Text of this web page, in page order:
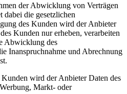
der Abwicklung von Verträgen
dabei die gesetzlichen
des Kunden wird der Anbieter
Kunden nur erheben, verarbeiten
Abwicklung des
Inanspruchnahme und Abrechnung
wird der Anbieter Daten des
Markt- oder